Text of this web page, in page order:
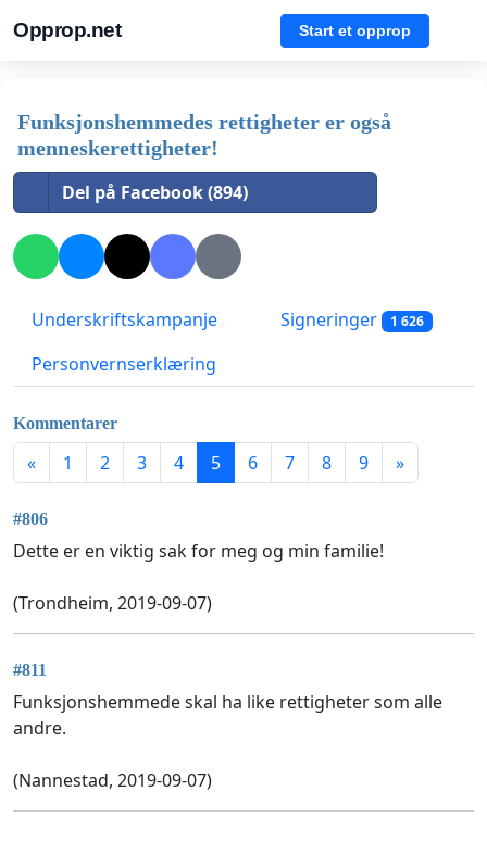
Opprop.net Start et opprop
Funksjonshemmedes rettigheter er også
menneskerettigheter!
Del på Facebook (894)
Underskriftskampanje Signeringer 1 626
Personvernserklæring
Kommentarer
« 1 2 3 4 5 6 7 8 9 »
#806
Dette er en viktig sak for meg og min familie!
(Trondheim, 2019-09-07)
#811
Funksjonshemmede skal ha like rettigheter som alle
andre.
(Nannestad, 2019-09-07)